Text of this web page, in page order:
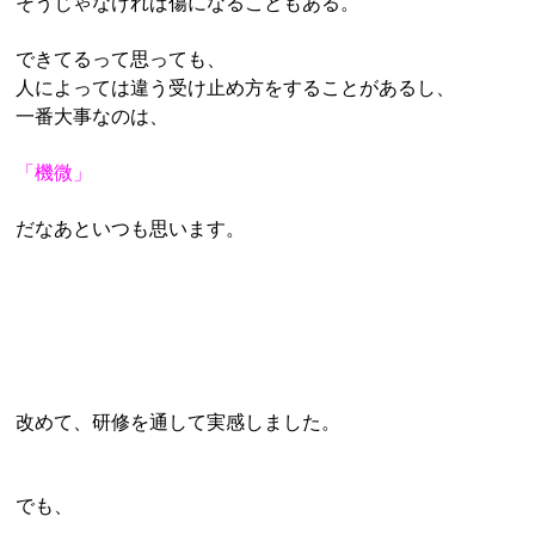
できてるって思っても、
人によっては違う受け止め方をすることがあるし、
一番大事なのは、
「機微」
だなあといつも思います。
改めて、研修を通して実感しました。
でも、